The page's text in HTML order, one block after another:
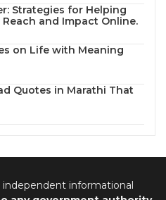
Strategies for Helping
and Impact Online.
on Life with Meaning
Quotes in Marathi That
informational